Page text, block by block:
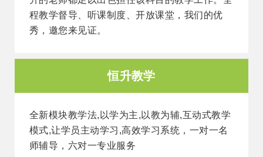
程教学督导、听课制度、开放课堂，我们的优
秀，邀您来见证。
恒升教学
全新模块教学法,以学为主,以教为辅,互动式教学
模式,让学员主动学习,高效学习系统，一对一名
师辅导，六对一专业服务